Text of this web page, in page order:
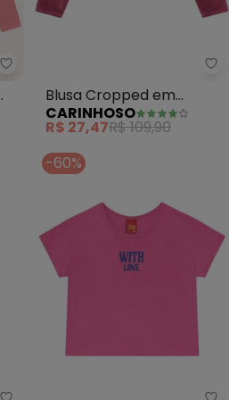
Kyly - Blusa Cropped Infantil
Blusa Cropped em
Cotelê Menina (Rosa)
CARINHOSO
R$ 27,47R$ 109,90
-60%